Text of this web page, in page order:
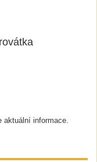
informace.